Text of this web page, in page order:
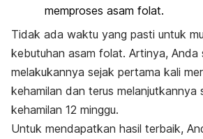
memproses asam folat.
Tidak ada waktu yang pasti untuk
kebutuhan asam folat. Artinya, Anda
melakukannya sejak pertama kali
kehamilan dan terus melanjutkannya
kehamilan 12 minggu.
Untuk mendapatkan hasil terbaik,